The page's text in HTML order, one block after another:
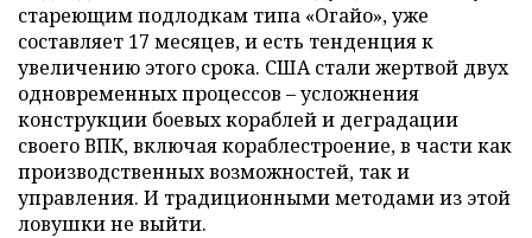
стареющим подлодкам типа «Огайо», уже
составляет 17 месяцев, и есть тенденция к
увеличению этого срока. США стали жертвой двух
одновременных процессов – усложнения
конструкции боевых кораблей и деградации
своего ВПК, включая кораблестроение, в части как
производственных возможностей, так и
управления. И традиционными методами из этой
ловушки не выйти.